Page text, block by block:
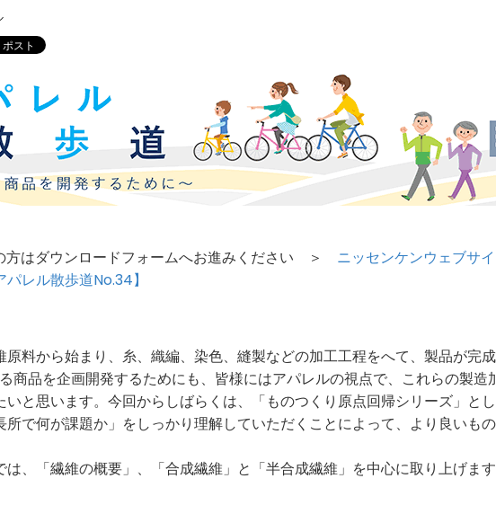
方はダウンロードフォームへお進みください ＞ ニッセンケンウェブサ
レル散歩道No.34】
料から始まり、糸、織編、染色、縫製などの加工工程をへて、製品が完
商品を企画開発するためにも、皆様にはアパレルの視点で、これらの製造
いと思います。今回からしばらくは、「ものつくり原点回帰シリーズ」と
所で何が課題か」をしっかり理解していただくことによって、より良いも
、「繊維の概要」、「合成繊維」と「半合成繊維」を中心に取り上げます